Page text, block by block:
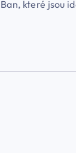
Ban, které jsou